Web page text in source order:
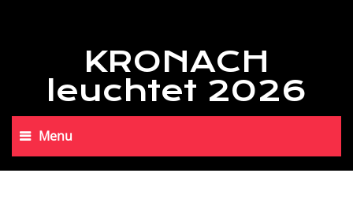
KRONACH
leuchtet 2026
Menu